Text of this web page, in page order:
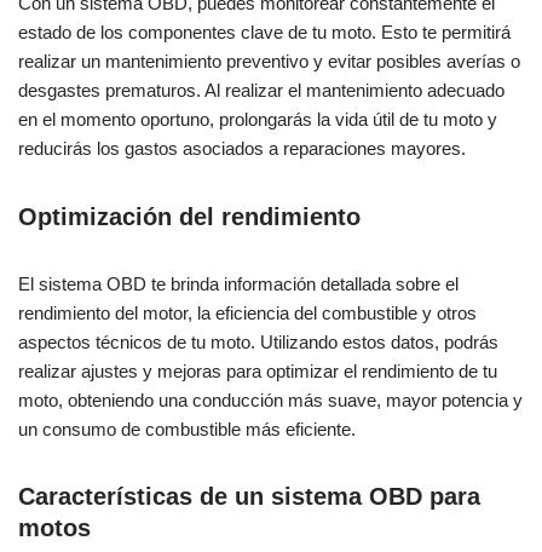
estado de los componentes clave de tu moto. Esto te permitirá
realizar un mantenimiento preventivo y evitar posibles averías o
desgastes prematuros. Al realizar el mantenimiento adecuado
en el momento oportuno, prolongarás la vida útil de tu moto y
reducirás los gastos asociados a reparaciones mayores.
Optimización del rendimiento
El sistema OBD te brinda información detallada sobre el
rendimiento del motor, la eficiencia del combustible y otros
aspectos técnicos de tu moto. Utilizando estos datos, podrás
realizar ajustes y mejoras para optimizar el rendimiento de tu
moto, obteniendo una conducción más suave, mayor potencia y
un consumo de combustible más eficiente.
Características de un sistema OBD para
motos